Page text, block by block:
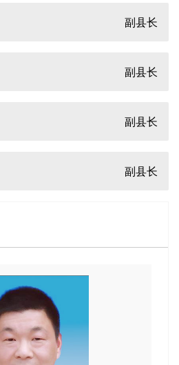
副县长
副县长
副县长
副县长